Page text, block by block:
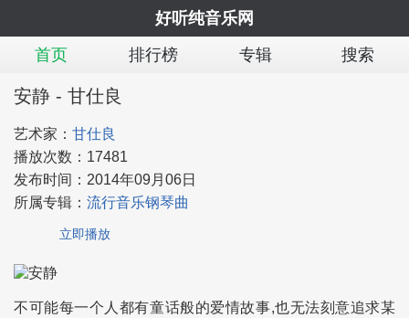
好听纯音乐网
首页
排行榜 专辑 搜索
安静 - 甘仕良
艺术家： 甘仕良
播放次数： 17481
发布时间： 2014年09月06日
所属专辑： 流行音乐钢琴曲
立即播放
不可能每一个人都有童话般的爱情故事,也无法刻意追求某